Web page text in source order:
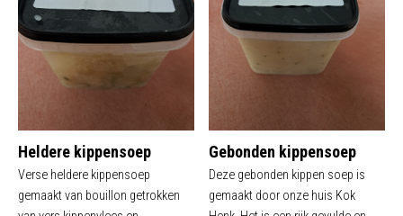
Heldere kippensoep
Verse heldere kippensoep
gemaakt van bouillon getrokken
Gebonden kippensoep
Deze gebonden kippen soep is
gemaakt door onze huis Kok